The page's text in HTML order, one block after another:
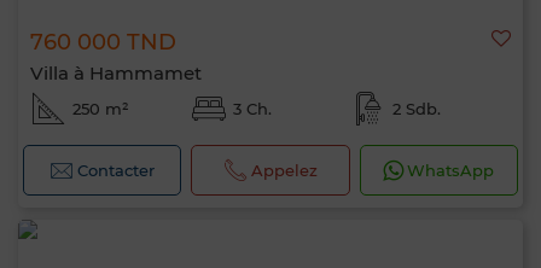
760 000 TND
Villa à Hammamet
250 m² 3 Ch. 2 Sdb.
Contacter Appelez WhatsApp